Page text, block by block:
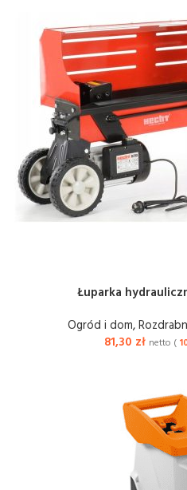
Łuparka
Ogród i dom,
81,30 zł netto (